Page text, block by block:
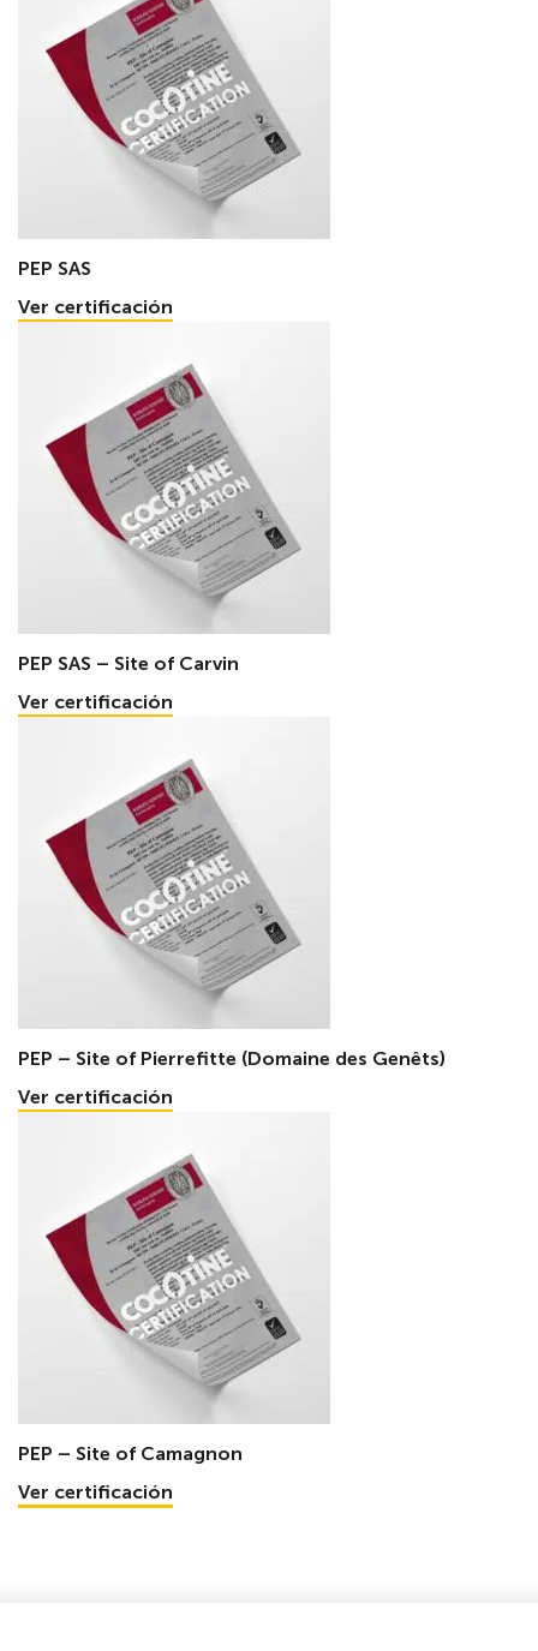
PEP SAS
Ver certificación
PEP SAS – Site of Carvin
Ver certificación
PEP – Site of Pierrefitte (Domaine des Genêts)
Ver certificación
PEP – Site of Camagnon
Ver certificación